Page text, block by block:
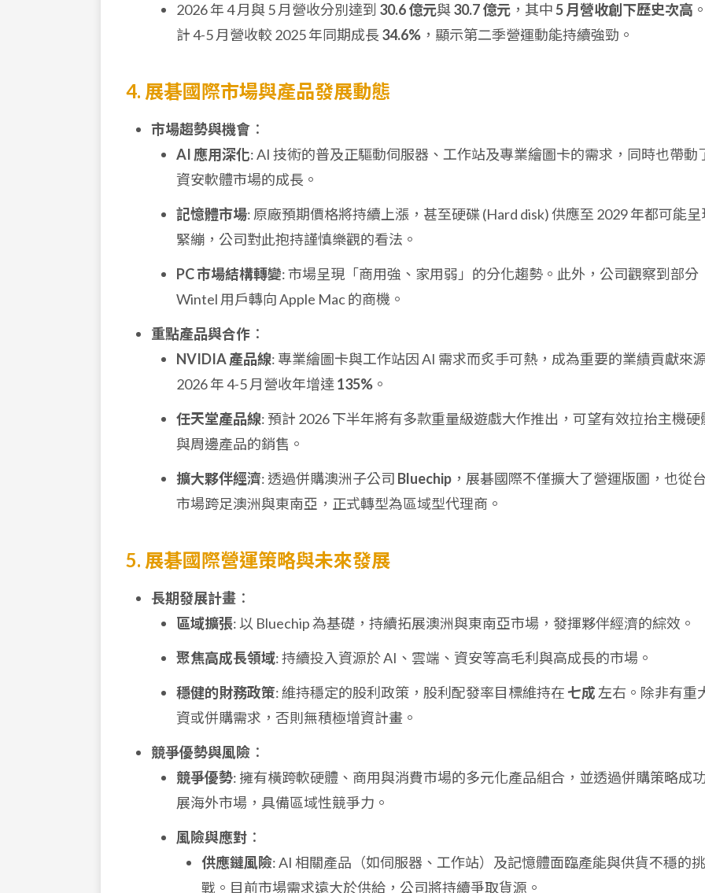
2026 年 4 月與 5 月營收分別達到 30.6 億元與30.7 億元 ，其中5 月營收創下歷史次高
計 4-5 月營收較 2025 年同期成長 34.6% ，顯示第二季營運動能持續強勁。
4. 展碁國際市場與產品發展動態
市場趨勢與機會 ：
AI 應用深化: AI 技術的普及正驅動伺服器、工作站及專業繪圖卡的需求，同時也帶動
資安軟體市場的成長。
記憶體市場: 原廠預期價格將持續上漲，甚至硬碟 (Hard disk) 供應至 2029 年都可能呈
緊繃，公司對此抱持謹慎樂觀的看法。
PC 市場結構轉變: 市場呈現「商用強、家用弱」的分化趨勢。此外，公司觀察到部分
Wintel 用戶轉向 Apple Mac 的商機。
重點產品與合作 ：
NVIDIA 產品線: 專業繪圖卡與工作站因 AI 需求而炙手可熱，成為重要的業績貢獻來
2026 年 4-5 月營收年增達 135% 。
任天堂產品線: 預計 2026 下半年將有多款重量級遊戲大作推出，可望有效拉抬主機硬
與周邊產品的銷售。
擴大夥伴經濟: 透過併購澳洲子公司 Bluechip ，展碁國際不僅擴大了營運版圖，也從
市場跨足澳洲與東南亞，正式轉型為區域型代理商。
5. 展碁國際營運策略與未來發展
長期發展計畫 ：
區域擴張: 以 Bluechip 為基礎，持續拓展澳洲與東南亞市場，發揮夥伴經濟的綜效。
聚焦高成長領域: 持續投入資源於 AI、雲端、資安等高毛利與高成長的市場。
穩健的財務政策: 維持穩定的股利政策，股利配發率目標維持在 七成左右。除非有重
資或併購需求，否則無積極增資計畫。
競爭優勢與風險 ：
競爭優勢: 擁有橫跨軟硬體、商用與消費市場的多元化產品組合，並透過併購策略成
展海外市場，具備區域性競爭力。
風險與應對 ：
供應鏈風險: AI 相關產品（如伺服器、工作站）及記憶體面臨產能與供貨不穩的挑
戰。目前市場需求遠大於供給，公司將持續爭取貨源。